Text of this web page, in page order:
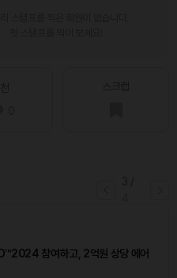
참여하고, 2억원 상당 에어